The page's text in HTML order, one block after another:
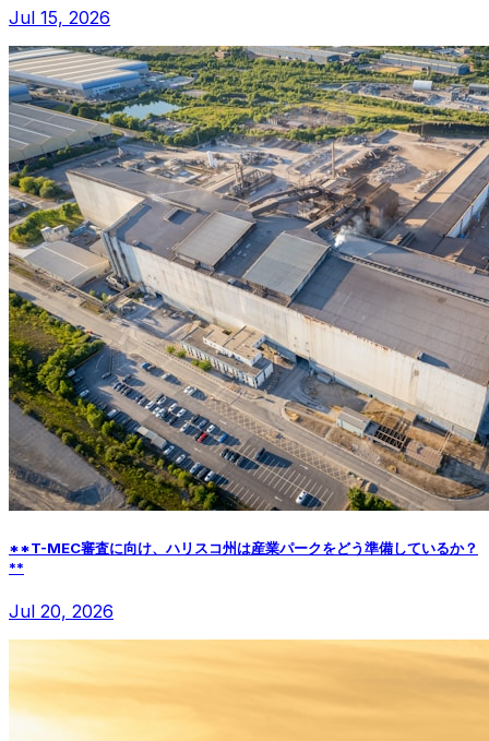
Jul 15, 2026
**T-MEC審査に向け、ハリスコ州は産業パークをどう準備しているか？
**
Jul 20, 2026